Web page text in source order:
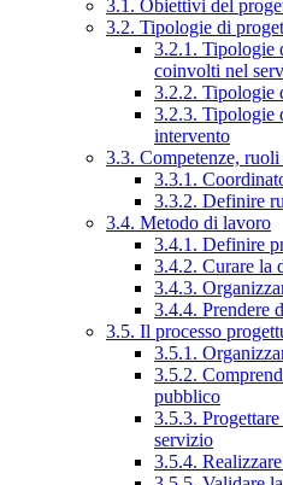
3.1. Obiettivi del
3.2. Tipologie di
3.2.1. Tipologie
coinvolti nel
3.2.2. Tipologie
3.2.3. Tipologie
intervento
3.3. Competenze,
3.3.1.
3.3.2. Definire
3.4. Metodo di lavoro
3.4.1. Definire
3.4.2. Curare la
3.4.3.
3.4.4. Prendere
3.5. Il processo
3.5.1.
3.5.2.
pubblico
3.5.3.
servizio
3.5.4.